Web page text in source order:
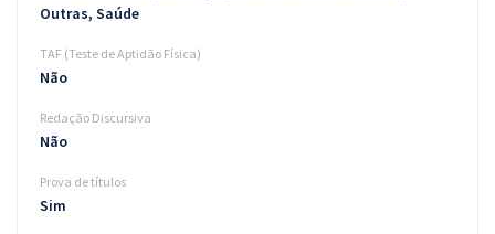
Outras, Saúde
TAF (Teste de Aptidão Física)
Não
Redação Discursiva
Não
Prova de títulos
Sim